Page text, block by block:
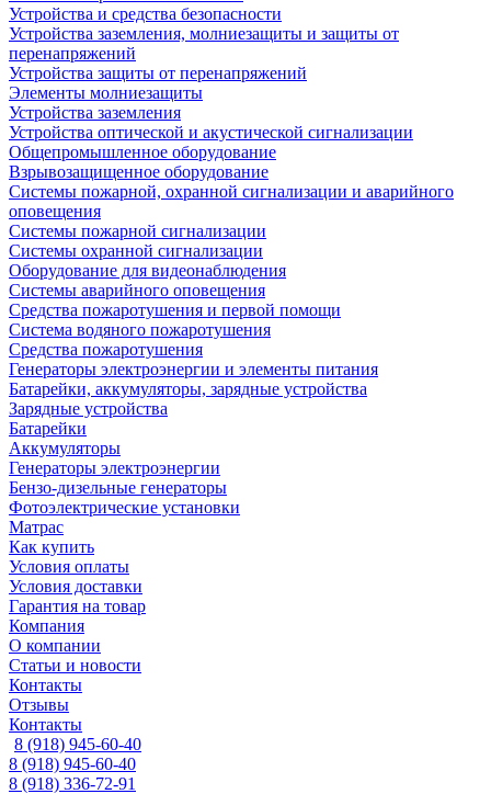
Устройства и средства безопасности
Устройства заземления, молниезащиты и защиты от
перенапряжений
Устройства защиты от перенапряжений
Элементы молниезащиты
Устройства заземления
Устройства оптической и акустической сигнализации
Общепромышленное оборудование
Взрывозащищенное оборудование
Системы пожарной, охранной сигнализации и аварийного
оповещения
Системы пожарной сигнализации
Системы охранной сигнализации
Оборудование для видеонаблюдения
Системы аварийного оповещения
Средства пожаротушения и первой помощи
Система водяного пожаротушения
Средства пожаротушения
Генераторы электроэнергии и элементы питания
Батарейки, аккумуляторы, зарядные устройства
Зарядные устройства
Батарейки
Аккумуляторы
Генераторы электроэнергии
Бензо-дизельные генераторы
Фотоэлектрические установки
Матрас
Как купить
Условия оплаты
Условия доставки
Гарантия на товар
Компания
О компании
Статьи и новости
Контакты
Отзывы
Контакты
8 (918) 945-60-40
8 (918) 945-60-40
8 (918) 336-72-91